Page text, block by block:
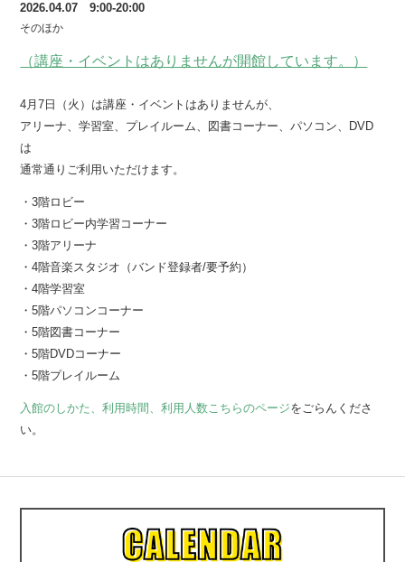
（講座・イベントはありませんが開館しています。）
2026.04.07 9:00-20:00
そのほか
4月7日（火）は講座・イベントはありませんが、
アリーナ、学習室、プレイルーム、図書コーナー、パソコン、DVD
は
通常通りご利用いただけます。
・3階ロビー
・3階ロビー内学習コーナー
・3階アリーナ
・4階音楽スタジオ（バンド登録者/要予約）
・4階学習室
・5階パソコンコーナー
・5階図書コーナー
・5階DVDコーナー
・5階プレイルーム
入館のしかた、利用時間、利用人数 こちらのページをごらんくださ
い。